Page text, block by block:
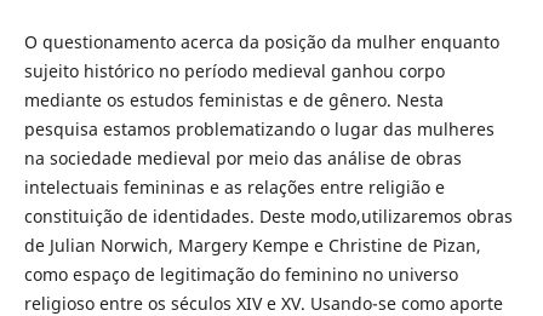
O questionamento acerca da posição da mulher enquanto
sujeito histórico no período medieval ganhou corpo
mediante os estudos feministas e de gênero. Nesta
pesquisa estamos problematizando o lugar das mulheres
na sociedade medieval por meio das análise de obras
intelectuais femininas e as relações entre religião e
constituição de identidades. Deste modo,utilizaremos obras
de Julian Norwich, Margery Kempe e Christine de Pizan,
como espaço de legitimação do feminino no universo
religioso entre os séculos XIV e XV. Usando-se como aporte